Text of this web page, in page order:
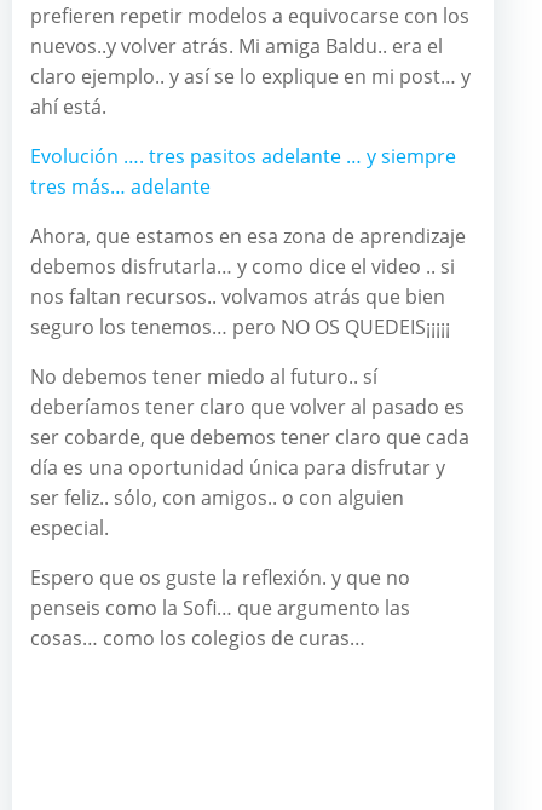
prefieren repetir modelos a equivocarse con los
nuevos..y volver atrás. Mi amiga Baldu.. era el
claro ejemplo.. y así se lo explique en mi post… y
ahí está.
Evolución …. tres pasitos adelante … y siempre
tres más… adelante
Ahora, que estamos en esa zona de aprendizaje
debemos disfrutarla… y como dice el video .. si
nos faltan recursos.. volvamos atrás que bien
seguro los tenemos… pero NO OS QUEDEIS¡¡¡¡¡
No debemos tener miedo al futuro.. sí
deberíamos tener claro que volver al pasado es
ser cobarde, que debemos tener claro que cada
día es una oportunidad única para disfrutar y
ser feliz.. sólo, con amigos.. o con alguien
especial.
Espero que os guste la reflexión. y que no
penseis como la Sofi… que argumento las
cosas… como los colegios de curas…